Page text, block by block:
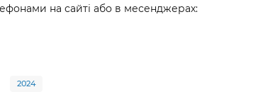
на сайті або в месенджерах:
2024